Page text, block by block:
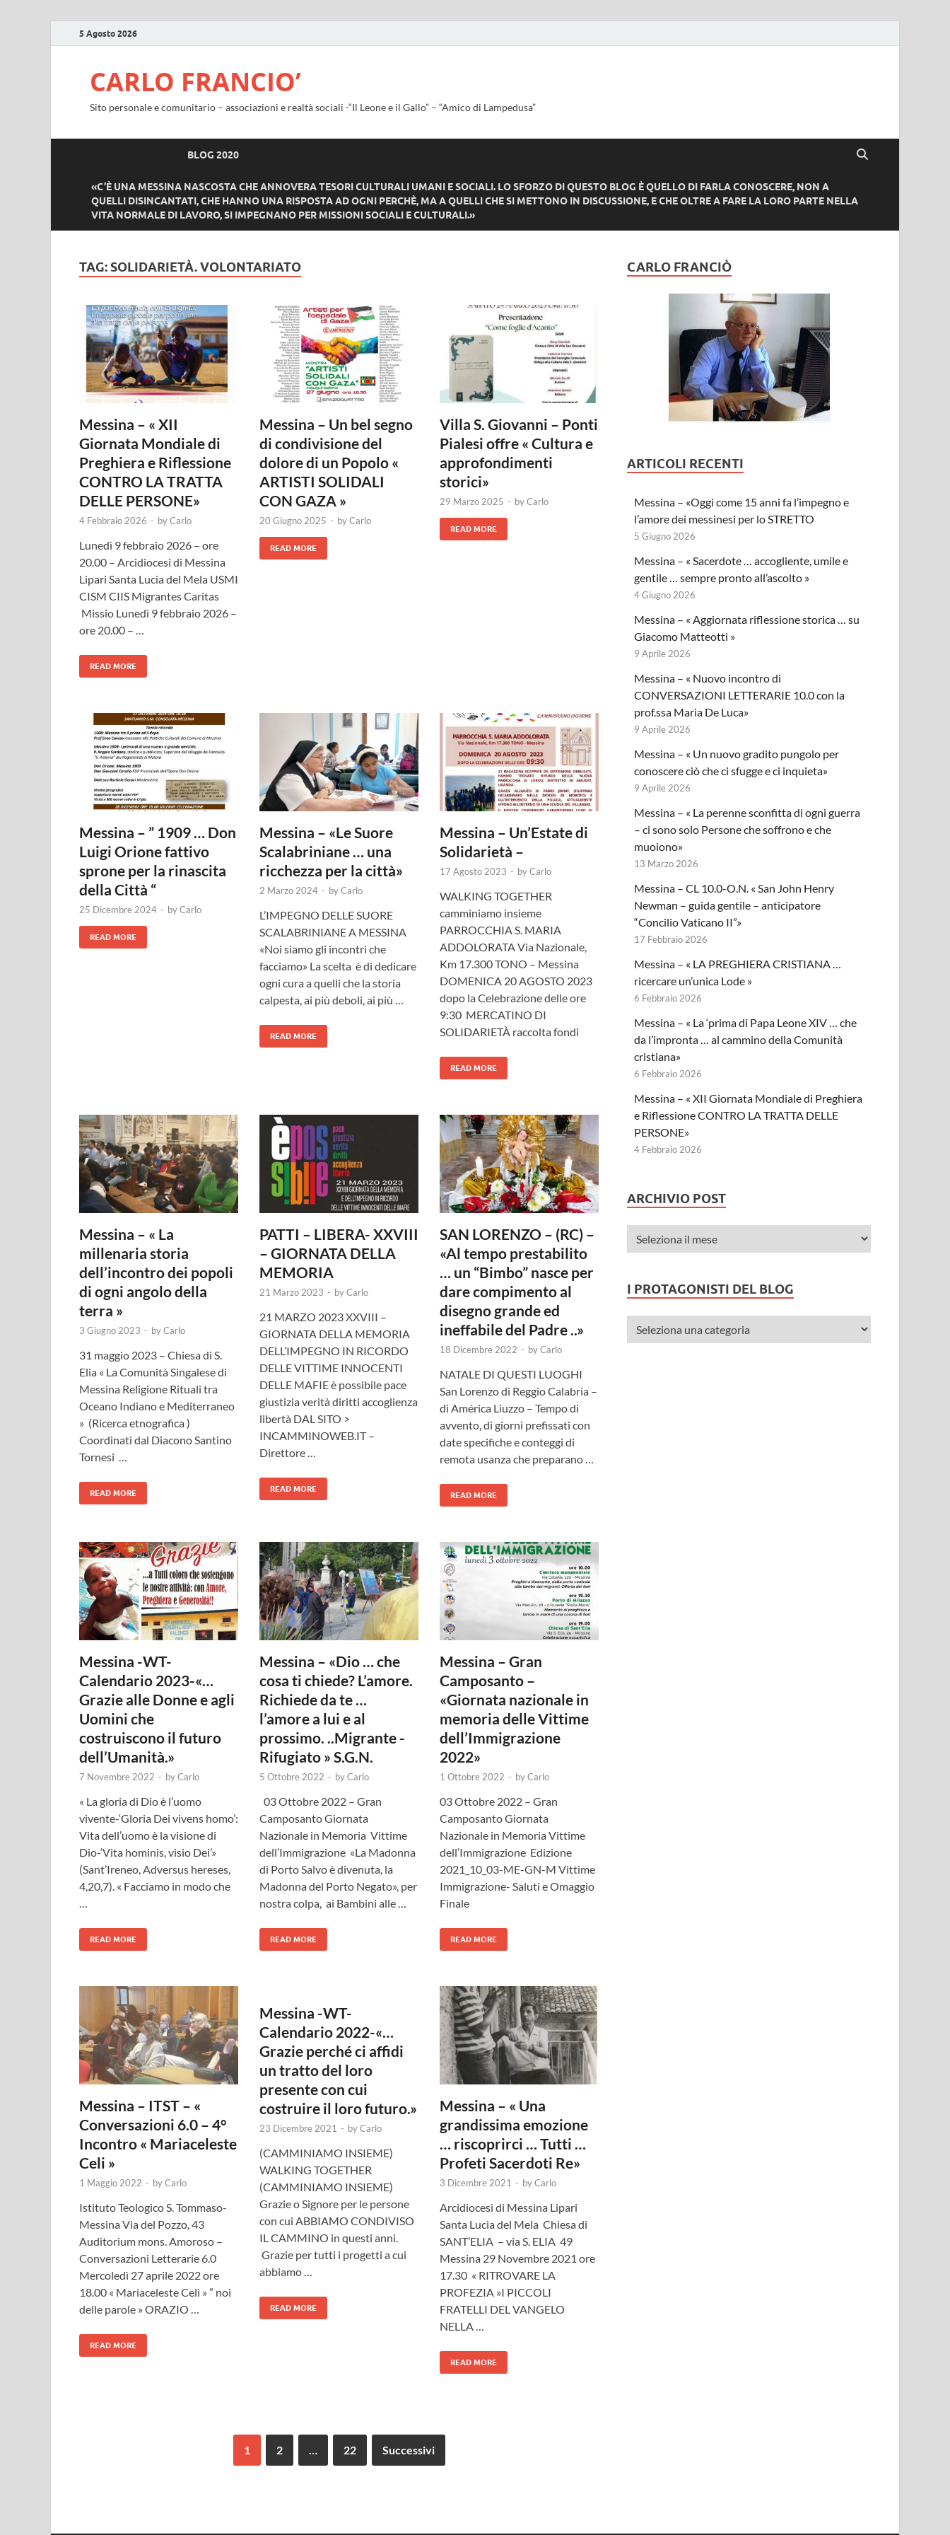
5 Agosto 2026
CARLO FRANCIO’
Sito personale e comunitario – associazioni e realtà sociali -“Il Leone e il Gallo” – “Amico di Lampedusa”
BLOG 2020
«C’È UNA MESSINA NASCOSTA CHE ANNOVERA TESORI CULTURALI UMANI E SOCIALI. LO SFORZO DI QUESTO BLOG È QUELLO DI FARLA CONOSCERE, NON A
QUELLI DISINCANTATI, CHE HANNO UNA RISPOSTA AD OGNI PERCHÈ, MA A QUELLI CHE SI METTONO IN DISCUSSIONE, E CHE OLTRE A FARE LA LORO PARTE NELLA
VITA NORMALE DI LAVORO, SI IMPEGNANO PER MISSIONI SOCIALI E CULTURALI.»
TAG: SOLIDARIETÀ. VOLONTARIATO
Messina – « XII
Giornata Mondiale di
Preghiera e Riflessione
CONTRO LA TRATTA
DELLE PERSONE»
4 Febbraio 2026 - byCarlo
Lunedì 9 febbraio 2026 – ore
20.00 – Arcidiocesi di Messina
Lipari Santa Lucia del Mela USMI
CISM CIIS Migrantes Caritas
Missio Lunedì 9 febbraio 2026 –
ore 20.00 – …
READ MORE
Messina – Un bel segno
di condivisione del
dolore di un Popolo «
ARTISTI SOLIDALI
CON GAZA »
20 Giugno 2025 - byCarlo
READ MORE
Villa S. Giovanni – Ponti
Pialesi offre « Cultura e
approfondimenti
storici»
29 Marzo 2025 - byCarlo
READ MORE
Messina – ” 1909 … Don
Luigi Orione fattivo
sprone per la rinascita
della Città “
25 Dicembre 2024 - byCarlo
READ MORE
Messina – «Le Suore
Scalabriniane … una
ricchezza per la città»
2 Marzo 2024 - byCarlo
L’IMPEGNO DELLE SUORE
SCALABRINIANE A MESSINA
«Noi siamo gli incontri che
facciamo» La scelta è di dedicare
ogni cura a quelli che la storia
calpesta, ai più deboli, ai più …
READ MORE
Messina – Un’Estate di
Solidarietà –
17 Agosto 2023 - byCarlo
WALKING TOGETHER
camminiamo insieme
PARROCCHIA S. MARIA
ADDOLORATA Via Nazionale,
Km 17.300 TONO – Messina
DOMENICA 20 AGOSTO 2023
dopo la Celebrazione delle ore
9:30 MERCATINO DI
SOLIDARIETÀ raccolta fondi
READ MORE
Messina – « La
millenaria storia
dell’incontro dei popoli
di ogni angolo della
terra »
3 Giugno 2023 - byCarlo
31 maggio 2023 – Chiesa di S.
Elia « La Comunità Singalese di
Messina Religione Rituali tra
Oceano Indiano e Mediterraneo
» (Ricerca etnografica )
Coordinati dal Diacono Santino
Tornesi …
READ MORE
PATTI – LIBERA- XXVIII
– GIORNATA DELLA
MEMORIA
21 Marzo 2023 - byCarlo
21 MARZO 2023 XXVIII –
GIORNATA DELLA MEMORIA
DELL’IMPEGNO IN RICORDO
DELLE VITTIME INNOCENTI
DELLE MAFIE è possibile pace
giustizia verità diritti accoglienza
libertà DAL SITO >
INCAMMINOWEB.IT –
Direttore …
READ MORE
SAN LORENZO – (RC) –
«Al tempo prestabilito
… un “Bimbo” nasce per
dare compimento al
disegno grande ed
ineffabile del Padre ..»
18 Dicembre 2022 - byCarlo
NATALE DI QUESTI LUOGHI
San Lorenzo di Reggio Calabria –
di América Liuzzo – Tempo di
avvento, di giorni prefissati con
date specifiche e conteggi di
remota usanza che preparano …
READ MORE
Messina -WT-
Calendario 2023-«…
Grazie alle Donne e agli
Uomini che
costruiscono il futuro
dell’Umanità.»
7 Novembre 2022 - byCarlo
« La gloria di Dio è l’uomo
vivente-‘Gloria Dei vivens homo’:
Vita dell’uomo è la visione di
Dio-‘Vita hominis, visio Dei’»
(Sant’Ireneo, Adversus hereses,
4,20,7). « Facciamo in modo che
READ MORE
Messina – «Dio … che
cosa ti chiede? L’amore.
Richiede da te …
l’amore a lui e al
prossimo. ..Migrante -
Rifugiato » S.G.N.
5 Ottobre 2022 - byCarlo
03 Ottobre 2022 – Gran
Camposanto Giornata
Nazionale in Memoria Vittime
dell’Immigrazione «La Madonna
di Porto Salvo è divenuta, la
Madonna del Porto Negato», per
nostra colpa, ai Bambini alle …
READ MORE
Messina – Gran
Camposanto –
«Giornata nazionale in
memoria delle Vittime
dell’Immigrazione
2022»
1 Ottobre 2022 - byCarlo
03 Ottobre 2022 – Gran
Camposanto Giornata
Nazionale in Memoria Vittime
dell’Immigrazione Edizione
2021_10_03-ME-GN-M Vittime
Immigrazione- Saluti e Omaggio
Finale
READ MORE
Messina – ITST – «
Conversazioni 6.0 – 4°
Incontro « Mariaceleste
Celi »
1 Maggio 2022 - byCarlo
Istituto Teologico S. Tommaso-
Messina Via del Pozzo, 43
Auditorium mons. Amoroso –
Conversazioni Letterarie 6.0
Mercoledì 27 aprile 2022 ore
18.00 « Mariaceleste Celi » ” noi
delle parole » ORAZIO …
READ MORE
Messina -WT-
Calendario 2022-«…
Grazie perché ci affidi
un tratto del loro
presente con cui
costruire il loro futuro.»
23 Dicembre 2021 - byCarlo
(CAMMINIAMO INSIEME)
WALKING TOGETHER
(CAMMINIAMO INSIEME)
Grazie o Signore per le persone
con cui ABBIAMO CONDIVISO
IL CAMMINO in questi anni.
Grazie per tutti i progetti a cui
abbiamo …
READ MORE
Messina – « Una
grandissima emozione
… riscoprirci … Tutti …
Profeti Sacerdoti Re»
3 Dicembre 2021 - byCarlo
Arcidiocesi di Messina Lipari
Santa Lucia del Mela Chiesa di
SANT’ELIA – via S. ELIA 49
Messina 29 Novembre 2021 ore
17.30 « RITROVARE LA
PROFEZIA »I PICCOLI
FRATELLI DEL VANGELO
NELLA …
READ MORE
1 2 22 Successivi
CARLO FRANCIÒ
ARTICOLI RECENTI
Messina – «Oggi come 15 anni fa l’impegno e
l’amore dei messinesi per lo STRETTO
5 Giugno 2026
Messina – « Sacerdote … accogliente, umile e
gentile … sempre pronto all’ascolto »
4 Giugno 2026
Messina – « Aggiornata riflessione storica … su
Giacomo Matteotti »
9 Aprile 2026
Messina – « Nuovo incontro di
CONVERSAZIONI LETTERARIE 10.0 con la
prof.ssa Maria De Luca»
9 Aprile 2026
Messina – « Un nuovo gradito pungolo per
conoscere ciò che ci sfugge e ci inquieta»
9 Aprile 2026
Messina – « La perenne sconfitta di ogni guerra
– ci sono solo Persone che soffrono e che
muoiono»
13 Marzo 2026
Messina – CL 10.0-O.N. « San John Henry
Newman – guida gentile – anticipatore
“Concilio Vaticano II”»
17 Febbraio 2026
Messina – « LA PREGHIERA CRISTIANA …
ricercare un’unica Lode »
6 Febbraio 2026
Messina – « La ‘prima di Papa Leone XIV … che
da l’impronta … al cammino della Comunità
cristiana»
6 Febbraio 2026
Messina – « XII Giornata Mondiale di Preghiera
e Riflessione CONTRO LA TRATTA DELLE
PERSONE»
4 Febbraio 2026
ARCHIVIO POST
I PROTAGONISTI DEL BLOG